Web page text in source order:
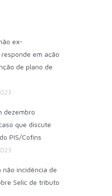
ex-
em ação
de plano de
dezembro
que discute
PIS/Cofins
não incidência de
Selic de tributo